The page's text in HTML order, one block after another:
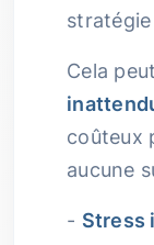
Cela
coûteux
aucune
- Stress